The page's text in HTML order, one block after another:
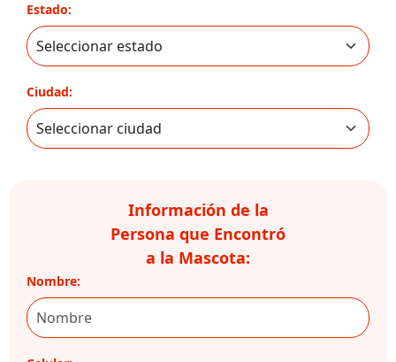
Estado:
Ciudad:
Información de la
Persona que Encontró
a la Mascota:
Nombre: